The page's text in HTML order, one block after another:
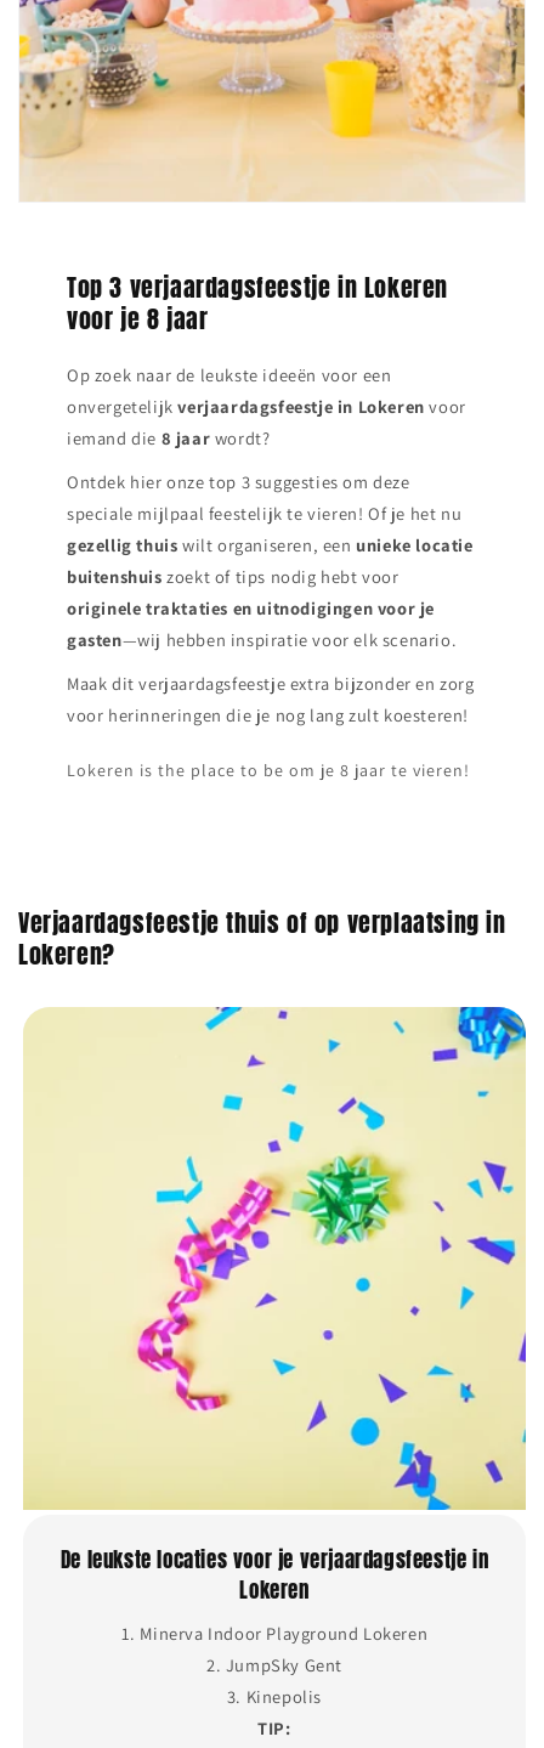
Top 3 verjaardagsfeestje in Lokeren
voor je 8 jaar
Op zoek naar de leukste ideeën voor een
onvergetelijkverjaardagsfeestje in Lokeren voor
iemand die 8 jaar wordt?
Ontdek hier onze top 3 suggesties om deze
speciale mijlpaal feestelijk te vieren! Of je het nu
gezellig thuis wilt organiseren, een unieke locatie
buitenshuis zoekt of tips nodig hebt voor
originele traktaties en uitnodigingen voor je
gasten—wij hebben inspiratie voor elk scenario.
Maak dit verjaardagsfeestje extra bijzonder en zorg
voor herinneringen die je nog lang zult koesteren!
Lokeren is the place to be om je 8 jaar te vieren!
Verjaardagsfeestje thuis of op verplaatsing in
Lokeren?
De leukste locaties voor je verjaardagsfeestje in
Lokeren
1. Minerva Indoor Playground Lokeren
2. JumpSky Gent
3. Kinepolis
TIP: